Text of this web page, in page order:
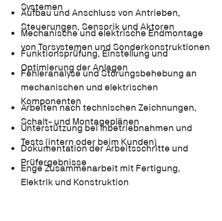
Systemen
Aufbau und Anschluss von Antrieben,
Steuerungen, Sensorik und Aktoren
Mechanische und elektrische Endmontage
von Torsystemen und Sonderkonstruktionen
Funktionsprüfung, Einstellung und
Optimierung der Anlagen
Fehleranalyse und Störungsbehebung an
mechanischen und elektrischen
Komponenten
Arbeiten nach technischen Zeichnungen,
Schalt- und Montageplänen
Unterstützung bei Inbetriebnahmen und
Tests (intern oder beim Kunden)
Dokumentation der Arbeitsschritte und
Prüfergebnisse
Enge Zusammenarbeit mit Fertigung,
Elektrik und Konstruktion